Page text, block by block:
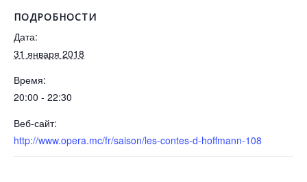
ПОДРОБНОСТИ
Дата:
31 января 2018
Время:
20:00 - 22:30
Веб-сайт:
http://www.opera.mc/fr/saison/les-contes-d-hoffmann-108